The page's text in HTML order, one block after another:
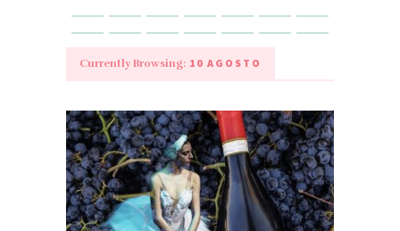
Currently Browsing: 10 AGOSTO